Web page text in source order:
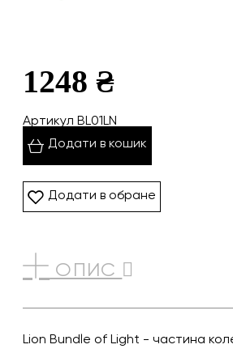
1248 ₴
Артикул BL01LN
Додати в кошик
Додати в обране
ОПИС
Lion Bundle of Light - частина